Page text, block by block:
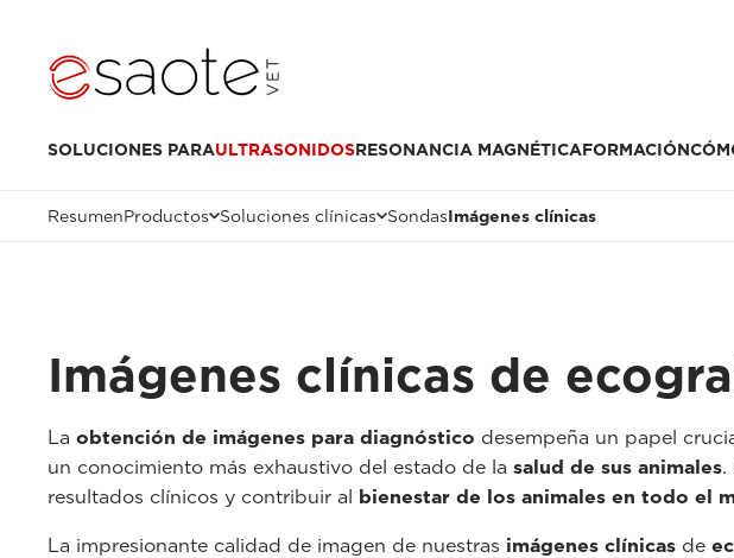
SOLUCIONES PARAULTRASONIDOSRESONANCIA MAGNÉTICAFORMACIÓN
ResumenProductos Soluciones clínicas SondasImágenes clínicas
Imágenes clínicas de
La obtención de imágenes para diagnóstico desempeña un papel
un conocimiento más exhaustivo del estado de la salud de sus animales.
resultados clínicos y contribuir al bienestar de los animales en todo el
La impresionante calidad de imagen de nuestras imágenes clínicas de